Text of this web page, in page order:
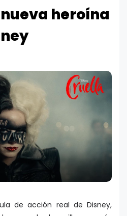
heroína
de acción real de Disney,